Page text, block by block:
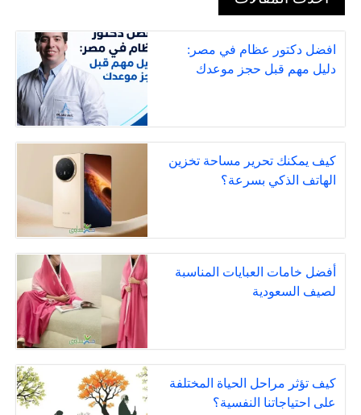
افضل دكتور عظام في مصر:
دليل مهم قبل حجز موعدك
كيف يمكنك تحرير مساحة تخزين
الهاتف الذكي بسرعة؟
أفضل خامات العبايات المناسبة
لصيف السعودية
كيف تؤثر مراحل الحياة المختلفة
على احتياجاتنا النفسية؟